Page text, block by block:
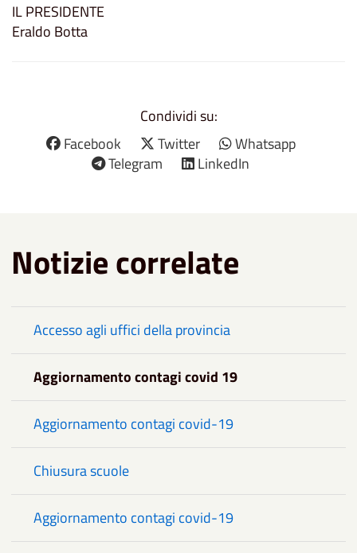
IL PRESIDENTE
Eraldo Botta
Condividi su:
Facebook
Twitter
Whatsapp
Telegram
LinkedIn
Notizie correlate
Accesso agli uffici della provincia
Aggiornamento contagi covid 19
Aggiornamento contagi covid-19
Chiusura scuole
Aggiornamento contagi covid-19